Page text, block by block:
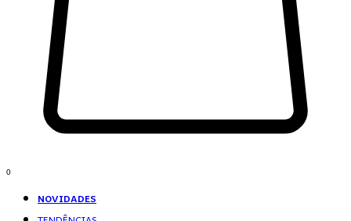
0
NOVIDADES